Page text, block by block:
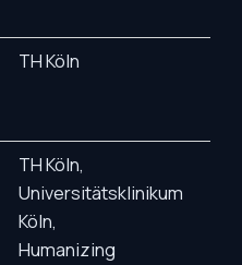
TH Köln
TH Köln,
Universitätsklinikum
Köln,
Humanizing